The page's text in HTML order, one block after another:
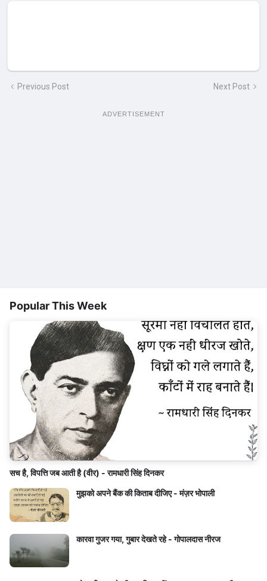
Previous Post Next Post
ADVERTISEMENT
Popular This Week
सच है, विपत्ति जब आती है (वीर) - रामधारी सिंह दिनकर
मुझको अपने बैंक की किताब दीजिए - मंज़र भोपाली
कारवा गुजर गया, गुबार देखते रहे - गोपालदास नीरज